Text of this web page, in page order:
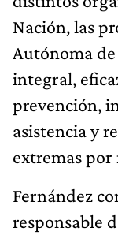
Nación, las
Autónoma
integral,
prevención,
asistencia y
extremas
Fernández
responsable